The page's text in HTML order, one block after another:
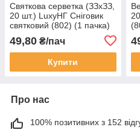
Святкова серветка (ЗЗхЗЗ,
20 шт.) LuxyНГ Сніговик
святковий (802) (1 пачка)
49,80 ₴/пач
Купити
Про нас
100% позитивних з 152